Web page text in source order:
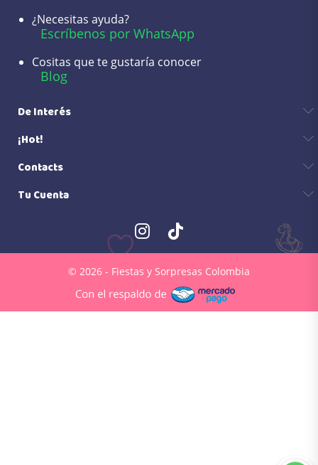
¿Necesitas ayuda?
Escríbenos por WhatsApp
Cositas que te gustaría conocer
Blog
De Interés
¡Hot!
Contacts
Tu Cuenta
© 2026 - Fiestas y Sorpresas Colombia